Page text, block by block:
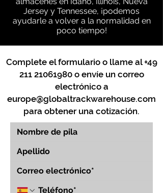
Jersey y Tennessee, ¡podemos
ayudarle a volver a la normalidad en
poco tiempo!
Complete el formulario o llame al+49
211 21061980o envíe un correo
electrónico a
europe@globaltrackwarehouse.com
para obtener una cotización.